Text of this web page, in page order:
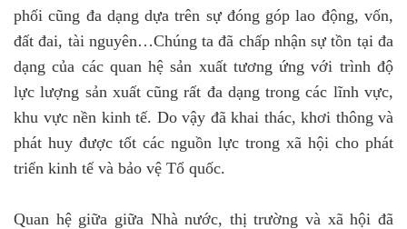
phối cũng đa dạng dựa trên sự đóng góp lao động, vốn,
đất đai, tài nguyên…Chúng ta đã chấp nhận sự tồn tại đa
dạng của các quan hệ sản xuất tương ứng với trình độ
lực lượng sản xuất cũng rất đa dạng trong các lĩnh vực,
khu vực nền kinh tế. Do vậy đã khai thác, khơi thông và
phát huy được tốt các nguồn lực trong xã hội cho phát
triển kinh tế và bảo vệ Tổ quốc.
Quan hệ giữa giữa Nhà nước, thị trường và xã hội đã